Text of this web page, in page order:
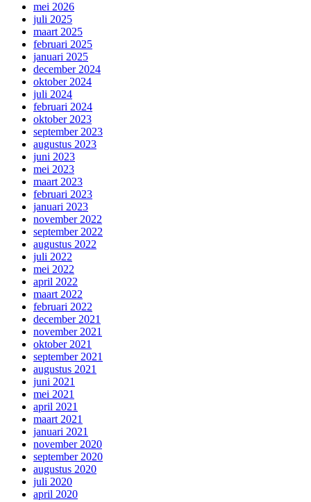
mei 2026
juli 2025
maart 2025
februari 2025
januari 2025
december 2024
oktober 2024
juli 2024
februari 2024
oktober 2023
september 2023
augustus 2023
juni 2023
mei 2023
maart 2023
februari 2023
januari 2023
november 2022
september 2022
augustus 2022
juli 2022
mei 2022
april 2022
maart 2022
februari 2022
december 2021
november 2021
oktober 2021
september 2021
augustus 2021
juni 2021
mei 2021
april 2021
maart 2021
januari 2021
november 2020
september 2020
augustus 2020
juli 2020
april 2020